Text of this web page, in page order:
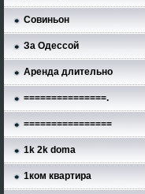
Совиньон
За Одессой
Аренда длительно
===============.
================
1k 2k doma
1ком квартира